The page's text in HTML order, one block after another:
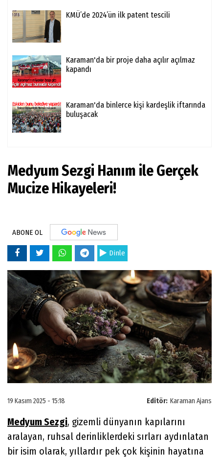
KMÜ’de 2024’ün ilk patent tescili
Karaman'da bir proje daha açılır açılmaz
kapandı
Karaman'da binlerce kişi kardeşlik iftarında
buluşacak
Medyum Sezgi Hanım ile Gerçek
Mucize Hikayeleri!
ABONE OL
Dinle
Editör: Karaman Ajans
19 Kasım 2025 - 15:18
Medyum Sezgi, gizemli dünyanın kapılarını
aralayan, ruhsal derinliklerdeki sırları aydınlatan
bir isim olarak, yıllardır pek çok kişinin hayatına